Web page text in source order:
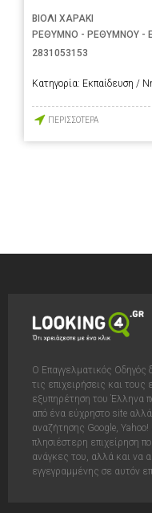
ΒΙΟΛΙ ΧΑΡΑΚΙ
ΡΕΘΥΜΝΟ - ΡΕΘΥΜΝΟΥ -
2831053153
Κατηγορία: Εκπαίδευση /
ΠΕΡΙΣΣΟΤΕΡΑ
Ο Επαγγελματικός Οδηγός
τις επιχειρήσεις και
εξυπηρέτηση του Έλληνα
από ένα εύχρηστο site
αναζήτησης Google,
πλησιέστερη επιχείρηση
ανάγκες του, αλλά και να
εγγεγραμμένης σε αυτόν